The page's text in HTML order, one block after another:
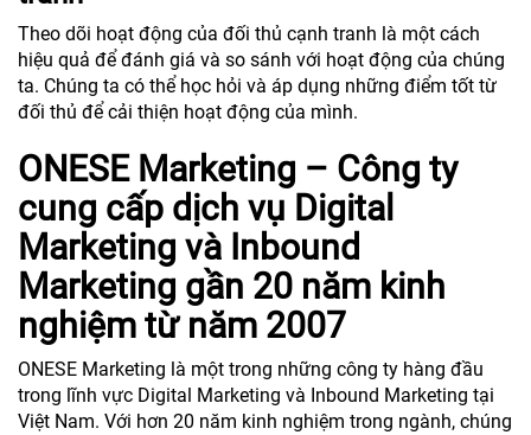
Theo dõi hoạt động của đối thủ cạnh tranh là một cách
hiệu quả để đánh giá và so sánh với hoạt động của chúng
ta. Chúng ta có thể học hỏi và áp dụng những điểm tốt từ
đối thủ để cải thiện hoạt động của mình.
ONESE Marketing – Công ty
cung cấp dịch vụ Digital
Marketing và Inbound
Marketing gần 20 năm kinh
nghiệm từ năm 2007
ONESE Marketing là một trong những công ty hàng đầu
trong lĩnh vực Digital Marketing và Inbound Marketing tại
Việt Nam. Với hơn 20 năm kinh nghiệm trong ngành, chúng